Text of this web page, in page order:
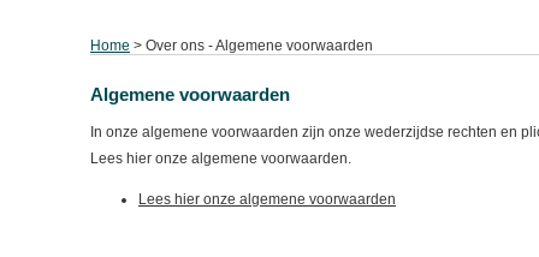
Home > Over ons - Algemene voorwaarden
Algemene voorwaarden
In onze algemene voorwaarden zijn onze wederzijdse rechten en
Lees hier onze algemene voorwaarden.
Lees hier onze algemene voorwaarden